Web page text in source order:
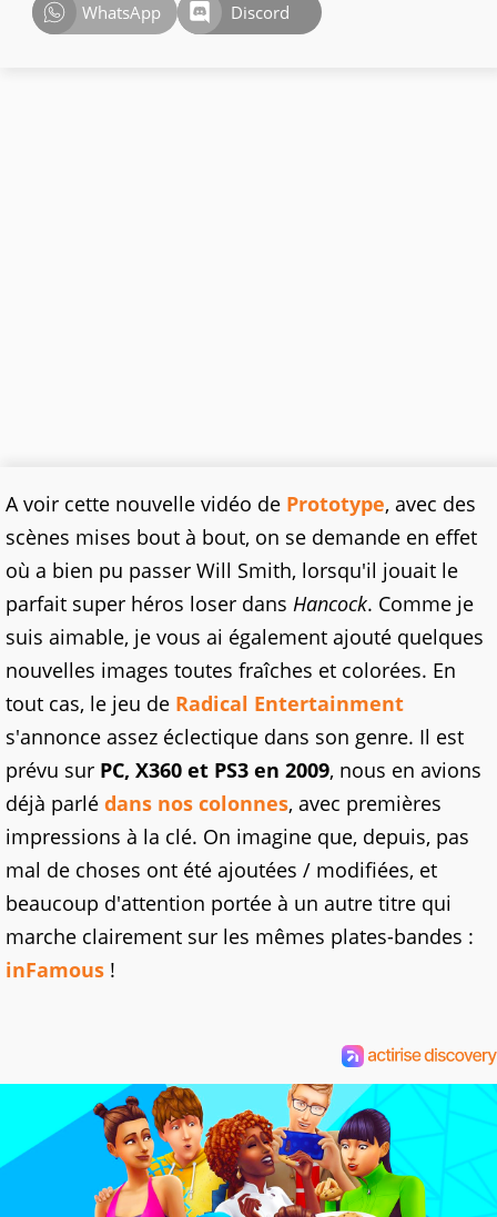
WhatsApp
Discord
A voir cette nouvelle vidéo de Prototype, avec des
scènes mises bout à bout, on se demande en effet
où a bien pu passer Will Smith, lorsqu'il jouait le
parfait super héros loser dans Hancock. Comme je
suis aimable, je vous ai également ajouté quelques
nouvelles images toutes fraîches et colorées. En
tout cas, le jeu de Radical Entertainment
s'annonce assez éclectique dans son genre. Il est
prévu sur PC, X360 et PS3 en 2009, nous en avions
déjà parlé dans nos colonnes, avec premières
impressions à la clé. On imagine que, depuis, pas
mal de choses ont été ajoutées / modifiées, et
beaucoup d'attention portée à un autre titre qui
marche clairement sur les mêmes plates-bandes :
inFamous !